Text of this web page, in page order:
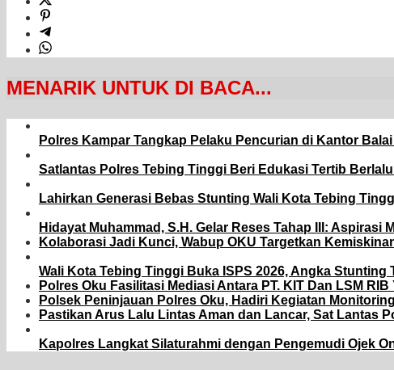
MENARIK UNTUK DI BACA...
Polres Kampar Tangkap Pelaku Pencurian di Kantor
Satlantas Polres Tebing Tinggi Beri Edukasi Tertib
Lahirkan Generasi Bebas Stunting Wali Kota Tebing
Hidayat Muhammad, S.H. Gelar Reses Tahap III: Aspirasi
Kolaborasi Jadi Kunci, Wabup OKU Targetkan
Wali Kota Tebing Tinggi Buka ISPS 2026, Angka
Polres Oku Fasilitasi Mediasi Antara PT. KIT Dan LSM
Polsek Peninjauan Polres Oku, Hadiri Kegiatan
Pastikan Arus Lalu Lintas Aman dan Lancar, Sat Lantas
Kapolres Langkat Silaturahmi dengan Pengemudi Ojek